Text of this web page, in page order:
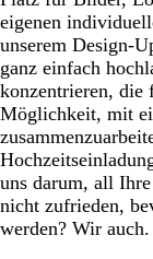
eigenen
unserem Design-
ganz einfach
konzentrieren, die
Möglichkeit, mit
uns darum, all
nicht zufrieden,
werden? Wir auch.